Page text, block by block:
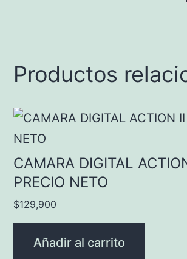
Productos
CAMARA DIGITAL
PRECIO NETO
$129,900
Añadir al carrito